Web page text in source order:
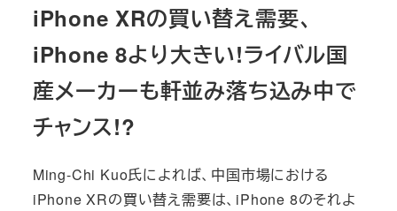
iPhone XRの買い替え需要、
iPhone 8より大きい!ライバル国
産メーカーも軒並み落ち込み中で
チャンス!?
Ming-Chi Kuo氏によれば、中国市場における
iPhone XRの買い替え需要は、iPhone 8のそれよ